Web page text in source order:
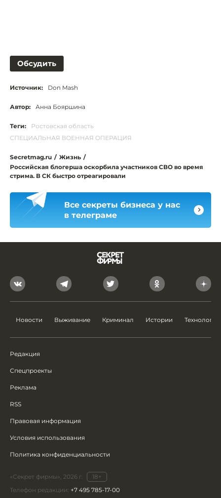
Обсудить
Источник: Don Mash
Автор: Анна Бояршина
Теги:
Ростовская область
СПЕЦИАЛЬНАЯ ВОЕННАЯ ОПЕРАЦИЯ
Secretmag.ru / Жизнь /
Российская блогерша оскорбила участников СВО во время
стрима. В СК быстро отреагировали
Все секреты бизнеса у нас
в телеграме
Новости Выживание Криминал Истории Технологии
Редакция
Спецпроекты
Реклама
RSS
Правовая информация
Условия использования
Политика конфиденциальности
«Секрет фирмы», 2026 г.
18+
Телефон редакции: +7 495 785-17-00